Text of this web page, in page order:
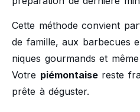
Cette méthode convient
de famille, aux barbecues
niques gourmands et
Votre piémontaisereste
prête à déguster.